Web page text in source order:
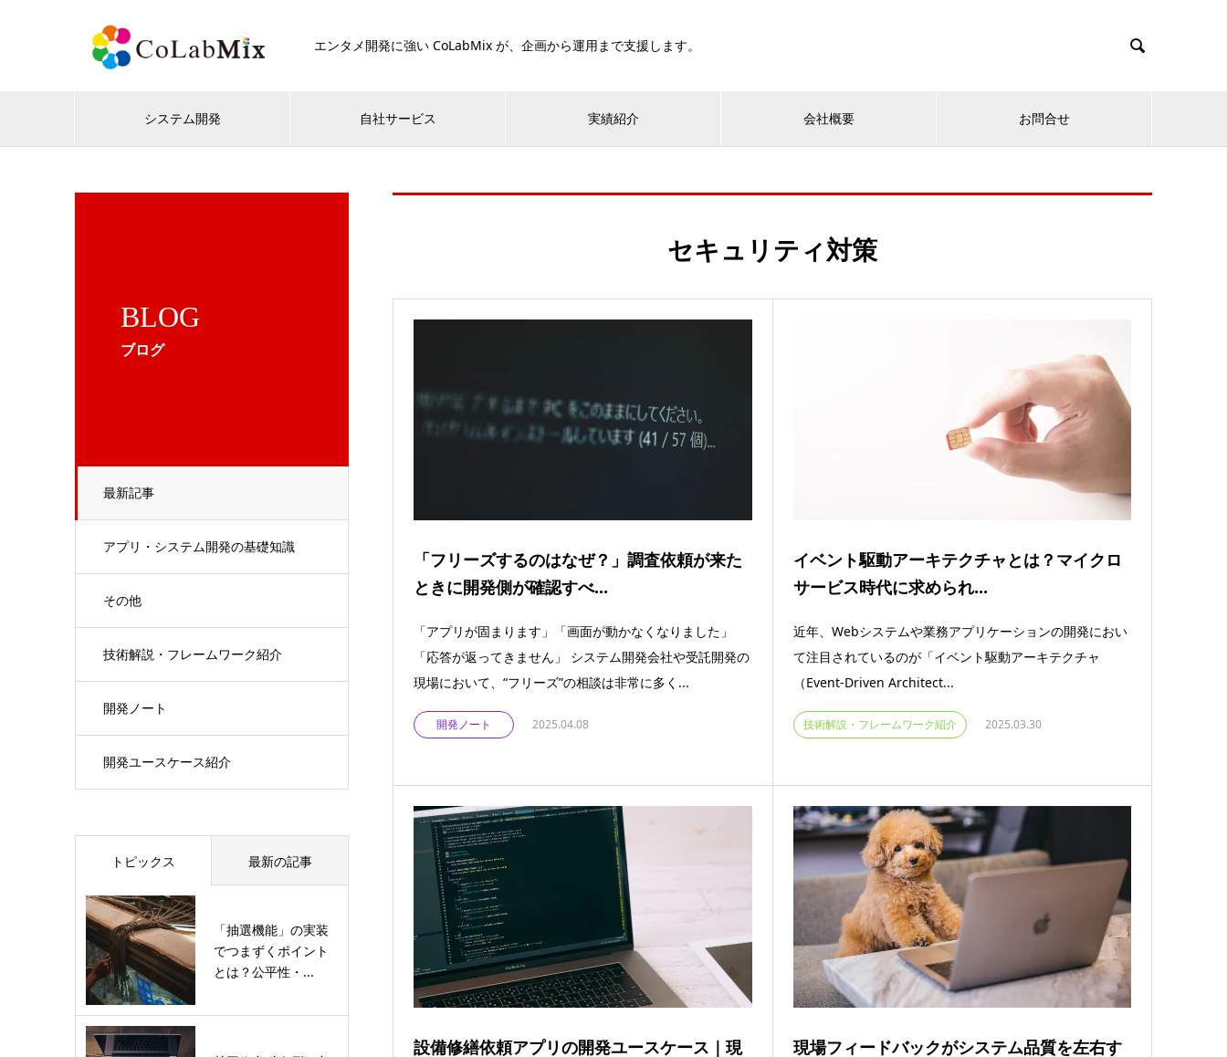
エンタメ開発に強い CoLabMix が、企画から運用まで支援します。 
システム開発 自社サービス 実績紹介 会社概要 お問合せ
BLOG
ブログ
最新記事
アプリ・システム開発の基礎知識
その他
技術解説・フレームワーク紹介
開発ノート
開発ユースケース紹介
セキュリティ対策
「フリーズするのはなぜ？」調査依頼が来た
ときに開発側が確認すべ...
「アプリが固まります」「画面が動かなくなりました」
「応答が返ってきません」 システム開発会社や受託開発の
現場において、“フリーズ”の相談は非常に多く...
開発ノート 2025.04.08
イベント駆動アーキテクチャとは？マイクロ
サービス時代に求められ...
近年、Webシステムや業務アプリケーションの開発におい
て注目されているのが「イベント駆動アーキテクチャ
（Event-Driven Architect...
技術解説・フレームワーク紹介 2025.03.30
設備修繕依頼アプリの開発ユースケース｜現
現場フィードバックがシステム品質を左右す
トピックス 最新の記事
「抽選機能」の実装
でつまずくポイント
とは？公平性・...